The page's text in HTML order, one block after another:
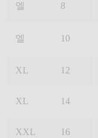
엘 8
엘 10
XL 12
XL 14
XXL 16